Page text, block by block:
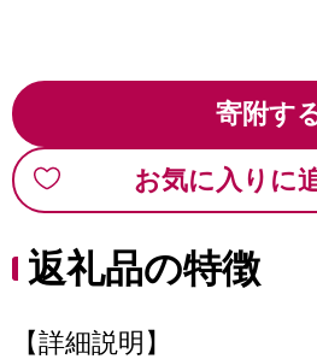
寄附す
お気に入りに
返礼品の特徴
【詳細説明】